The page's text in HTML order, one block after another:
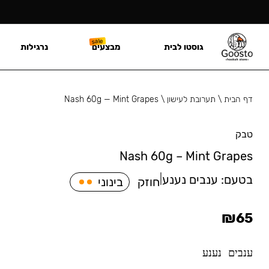
דף הבית\ תערובת לעישון \
Nash 60g — Mint Grapes
טבק
Nash 60g – Mint Grapes
בטעם: ענבים נענע חוזק בינוני
₪65
ענבים נענע
גוסטו לבית מבצעים נרגילות